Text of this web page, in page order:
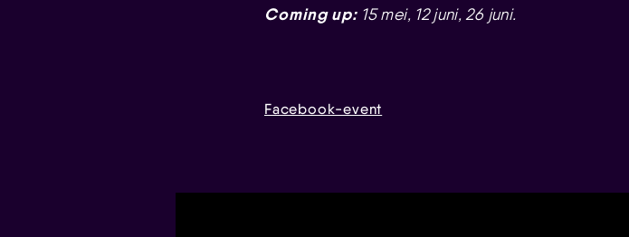
Coming up: 15 mei, 12 juni, 26 juni.
Facebook-event